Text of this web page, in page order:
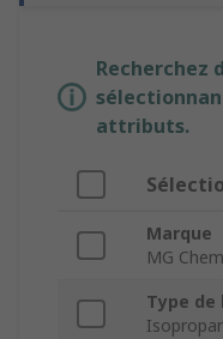
Recherchez
attributs.
Marque
MG
Type